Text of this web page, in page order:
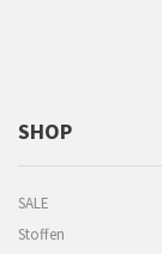
SHOP
SALE
Stoffen